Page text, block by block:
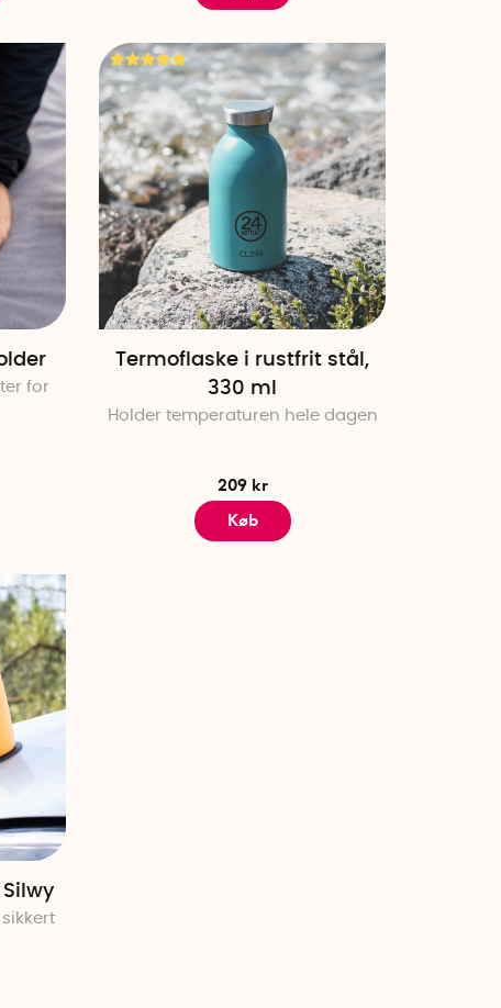
for
Termoflaske i rustfrit stål,
330 ml
Holder temperaturen hele dagen
209 kr
Køb